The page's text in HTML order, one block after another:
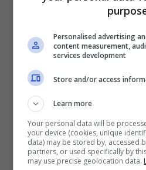
TROVARE TORRENT DA
Perscaricare un fileè
trovarlo. uTorrent e gli
ovviamente file con
poi vengono
(trascinando col mouse)
Personalised advertising
content measurement,
services development
Store and/or access
Learn more
Your personal data will be
your device (cookies, unique
data) may be stored by, accessed
partners, or used specifically by
may use precise geolocation data.